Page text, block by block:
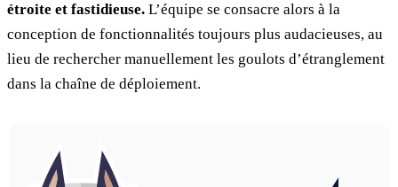
étroite et fastidieuse. L’équipe se consacre alors à la
conception de fonctionnalités toujours plus audacieuses, au
lieu de rechercher manuellement les goulots d’étranglement
dans la chaîne de déploiement.